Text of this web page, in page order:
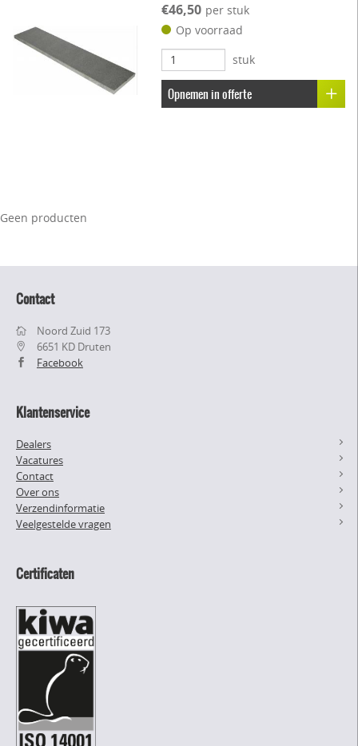
€46,50 per stuk
Op voorraad
stuk
Opnemen in offerte
Geen producten
Contact
Noord Zuid 173
6651 KD Druten
Facebook
Klantenservice
Dealers
Vacatures
Contact
Over ons
Verzendinformatie
Veelgestelde vragen
Certificaten